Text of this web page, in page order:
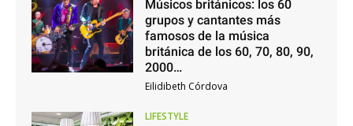
Músicos británicos: los 60
grupos y cantantes más
famosos de la música
británica de los 60, 70, 80, 90,
2000…
Eilidibeth Córdova
LIFESTYLE